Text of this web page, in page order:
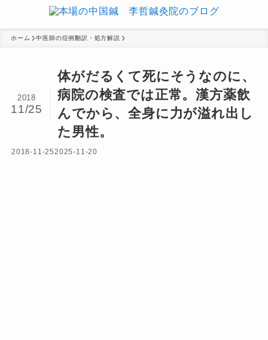
ホーム 中医師の症例翻訳・処方解説
体がだるくて死にそうなのに、
病院の検査では正常。漢方薬飲
んでから、全身に力が溢れ出し
た男性。
2018
11/25
2018-11-252025-11-20